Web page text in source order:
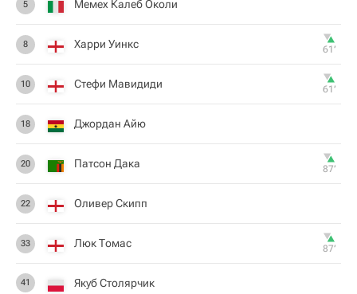
5 Мемех Калеб Околи
8 Харри Уинкс 61‎’‎
10 Стефи Мавидиди 61‎’‎
18 Джордан Айю
20 Патсон Дака 87‎’‎
22 Оливер Скипп
33 Люк Томас 87‎’‎
41 Якуб Столярчик